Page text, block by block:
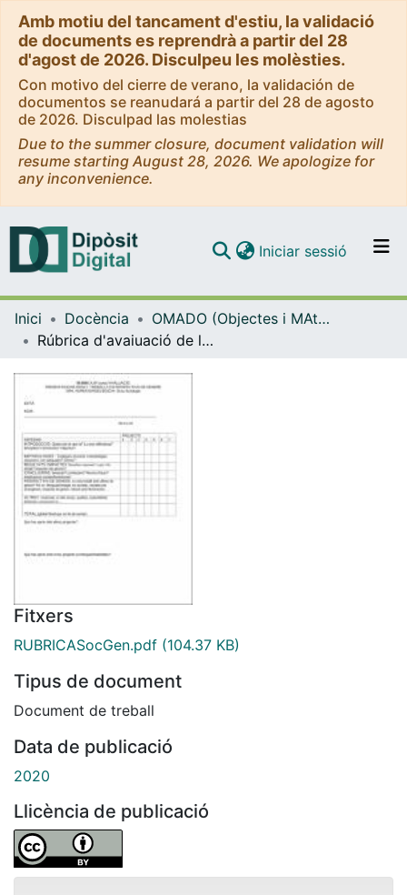
Amb motiu del tancament d'estiu, la validació
de documents es reprendrà a partir del 28
d'agost de 2026. Disculpeu les molèsties.
Con motivo del cierre de verano, la validación de
documentos se reanudará a partir del 28 de agosto
de 2026. Disculpad las molestias
Due to the summer closure, document validation will
resume starting August 28, 2026. We apologize for
any inconvenience.
Navega per tot el DD
Iniciar sessió (current)
Inici Docència
OMADO (Objectes i MAterials DOcents)
Rúbrica d'avaiuació de les persentacions orals en perspectiva de gènere
Fitxers
RUBRICASocGen.pdf (104.37 KB)
Tipus de document
Document de treball
Data de publicació
2020
Llicència de publicació